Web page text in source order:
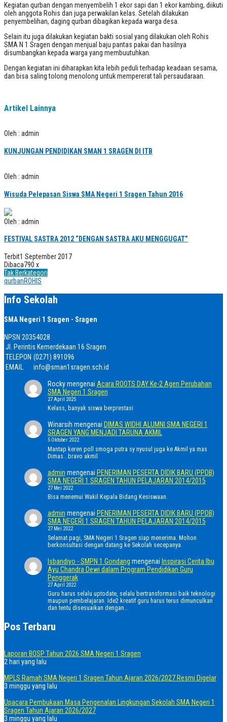
Kegiatan qurban dengan menyembelih 1 ekor sapi dan 1 ekor kambing, diikuti
oleh anggota Rohis dan juga perwakilan kelas. Setelah dilakukan
penyembelihan, daging qurban dibagikan kepada warga desa.
Selain itu juga dilakukan kegiatan bakti sosial yang dilakukan oleh Rohis
SMA N 1 Sragen dengan menjual baju pantas pakai dan hasilnya
disumbangkan kepada warga yang membuutuhkan.
Dengan kegiatan ini diharapkan kita lebih peduli terhadap keadaan sesama,
dan bisa saling tolong menolong untuk mempererat tali persaudaraan.
Artikel Lainnya
Oleh : admin
KUNJUNGAN PENDIDIKAN SMAN 1 SRAGEN DI ITB
Oleh : admin
Wisuda Pelepasan Siswa SMA Negeri 1 Sragen Tahun 2016
Oleh : admin
FESTIVAL SASTRA 2012 “DENGAN SASTRA AKU MENGGUGAT”
Terbit1 September 2017
Dibaca790 x
Tak Berkategori
qurbanROHIS
Info Sekolah
SMA Negeri 1 Sragen - Sragen
NPSN 20354028
Jl. Perintis Kemerdekaan 16 Sragen
TELEPON (0271) 891096
EMAIL
info@sman1sragen.sch.id
Rockymengenai Acara ROOTS DAY Ke-2 Agen Perubahan
SMA Negeri 1 Sragen
27 April 2025
Kelass, banyak siswa berprestasi
Winarsih mengenai DIMAS WIDHI ALUMNI SMA NEGERI 1
SRAGEN YANG MENJADI TARUNA AKMIL
5 Oktober 2022
Mantap keren poll smoga putra sy nyusul juga ke Akmil ya mas
Dimas...bravo akmil
admin mengenai PENERIMAN PESERTA DIDIK BARU (PPDB)
SMA NEGERI 1 SRAGEN TAHUN PELAJARAN 2014/2015
27 Mei 2022
Bisa menemui Wakil Kepala Bidang Kesiswaan.
admin mengenai PENERIMAN PESERTA DIDIK BARU (PPDB)
SMA NEGERI 1 SRAGEN TAHUN PELAJARAN 2014/2015
27 Mei 2022
Selamat pagi, SMA Negeri 1 Sragen siap menerima. Mohon
berkonsultasi dengan datang ke Sekolah secepanya.
Isbandiyo - SMPN 1 Gondang mengenai Inspirasi Cerita Ibu
Ayu Chandra Dewi dalam Program Pendidikan Guru
Penggerak
27 April 2022
Guru harus selalu uptodate, selalu bertransformasi baik teknologi
maupun pembelajaran. Ide2 kreatif guru harus terus dimunculkan
dan tentu disesuaikan dengan…
Pos Terbaru
Laporan BOSP Tahun 2026 SMA Negeri 1 Sragen
2 hari yang lalu
MPLS Ramah SMA Negeri 1 Sragen Tahun Ajaran 2026/2027 Resmi Digelar
3 minggu yang lalu
Upacara Pembukaan Masa Pengenalan Lingkungan Sekolah SMA Negeri 1
Sragen Tahun Ajaran 2026/2027
3 minggu yang lalu